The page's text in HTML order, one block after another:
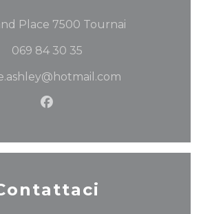
Place 7500 Tournai
069 84 30 35
Facebook ((apre una